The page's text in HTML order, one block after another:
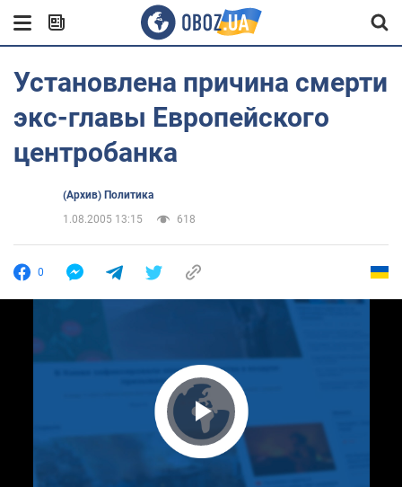
Установлена причина смерти
экс-главы Европейского
центробанка
(Архив) Политика
1.08.2005 13:15
618
0
Play Video